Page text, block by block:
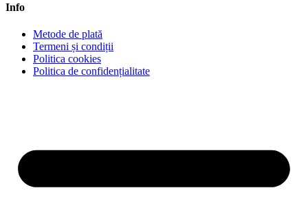
Info
Metode de plată
Termeni și condiții
Politica cookies
Politica de confidențialitate